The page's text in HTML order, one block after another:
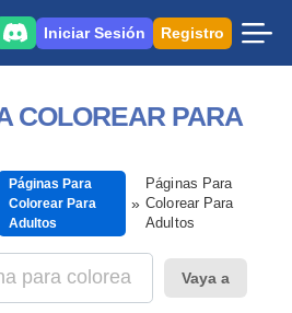
Iniciar Sesión Registro
COLOREAR PARA
Páginas Para
Colorear Para
Adultos
Páginas Para
Colorear Para
Adultos
Vaya a